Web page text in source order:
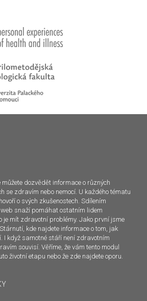
dozvědět informace o různých
se zdravím nebo nemocí. U každého tématu
o svých zkušenostech. Sdílením
snaží pomáhat ostatním lidem
je mít zdravotní problémy. Jako první jsme
kde najdete informace o tom, jak
I když samotné stáří není zdravotním
souvisí. Věříme, že vám tento modul
životní etapu nebo že zde najdete oporu.